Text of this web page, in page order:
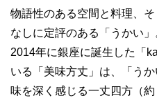
物語性のある空間と料理、
なしに定評のある「うかい
2014年に銀座に誕生した「
いる「美味方丈」は、「う
味を深く感じる一丈四方（